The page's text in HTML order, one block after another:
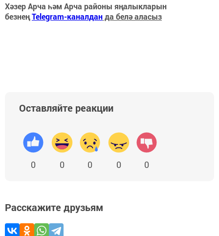
Хәзер Арча һәм Арча районы яңалыкларын
безнеңTelegram-каналданда белә аласыз
Оставляйте реакции
0 0 0 0 0
Расскажите друзьям